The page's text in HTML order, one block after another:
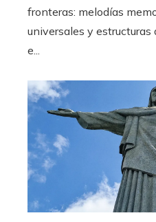
fronteras: melodías
universales y
e...